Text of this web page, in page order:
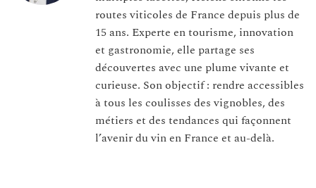
routes viticoles de France depuis plus de
15 ans. Experte en tourisme, innovation
et gastronomie, elle partage ses
découvertes avec une plume vivante et
curieuse. Son objectif : rendre accessibles
à tous les coulisses des vignobles, des
métiers et des tendances qui façonnent
l’avenir du vin en France et au-delà.